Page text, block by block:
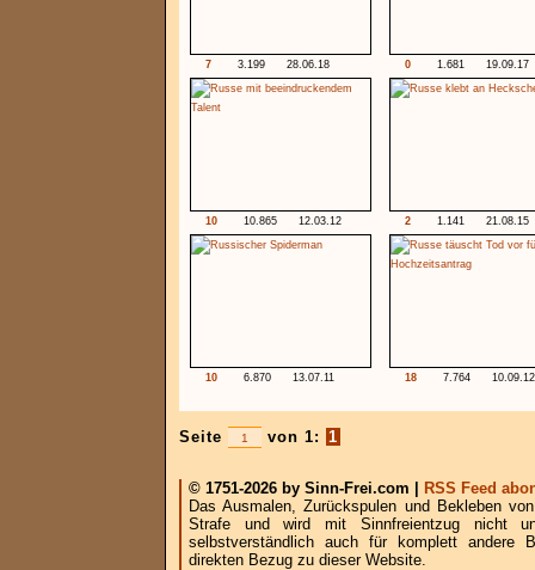
7 3.199 28.06.18 0 1.681 19.09.17
10 10.865 12.03.12 2 1.141 21.08.15
10 6.870 13.07.11 18 7.764 10.09.12
Seite von 1: 1
© 1751-2026 by Sinn-Frei.com |
RSS Feed
Das Ausmalen, Zurückspulen und Bekleben
Strafe und wird mit Sinnfreientzug nicht
selbstverständlich auch für komplett andere
direkten Bezug zu dieser Website.